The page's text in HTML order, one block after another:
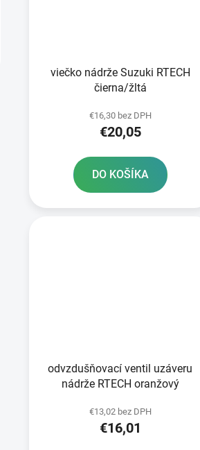
viečko nádrže Suzuki RTECH
čierna/žltá
€16,30 bez DPH
€20,05
DO KOŠÍKA
odvzdušňovací ventil uzáveru
nádrže RTECH oranžový
€13,02 bez DPH
€16,01